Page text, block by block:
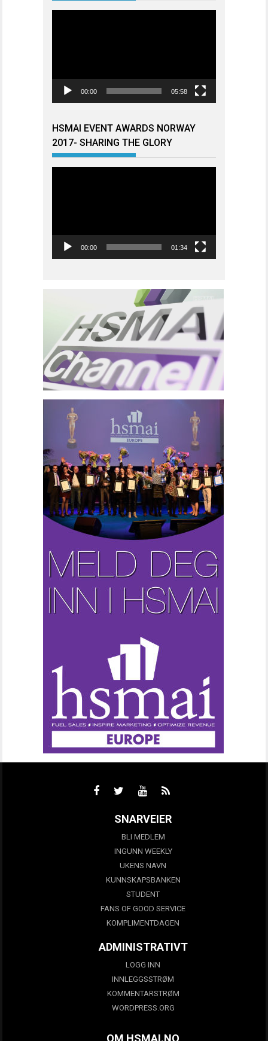
00:00 05:58
HSMAI EVENT AWARDS NORWAY
2017- SHARING THE GLORY
00:00 01:34
SNARVEIER
BLI MEDLEM
INGUNN WEEKLY
UKENS NAVN
KUNNSKAPSBANKEN
STUDENT
FANS OF GOOD SERVICE
KOMPLIMENTDAGEN
ADMINISTRATIVT
LOGG INN
INNLEGGSSTRØM
KOMMENTARSTRØM
WORDPRESS.ORG
OM HSMAI.NO